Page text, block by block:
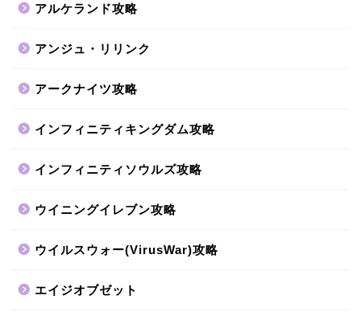
アルケランド攻略
アンジュ・リリンク
アークナイツ攻略
インフィニティキングダム攻略
インフィニティソウルズ攻略
ウイニングイレブン攻略
ウイルスウォー(VirusWar)攻略
エイジオブゼット